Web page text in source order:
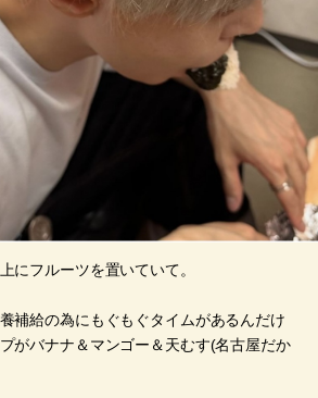
にフルーツを置いていて。
補給の為にもぐもぐタイムがあるんだけ
がバナナ＆マンゴー＆天むす(名古屋だか